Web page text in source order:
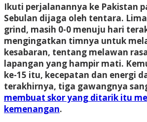
Ikuti perjalanannya ke Pakistan
Sebulan dijaga oleh tentara.
grind, masih 0-0 menuju hari
mengingatkan timnya untuk
kesabaran, tentang melawan
lapangan yang hampir mati.
ke-15 itu, kecepatan dan energi
terakhirnya, tiga gawangnya
membuat skor yang ditarik itu
kemenangan.